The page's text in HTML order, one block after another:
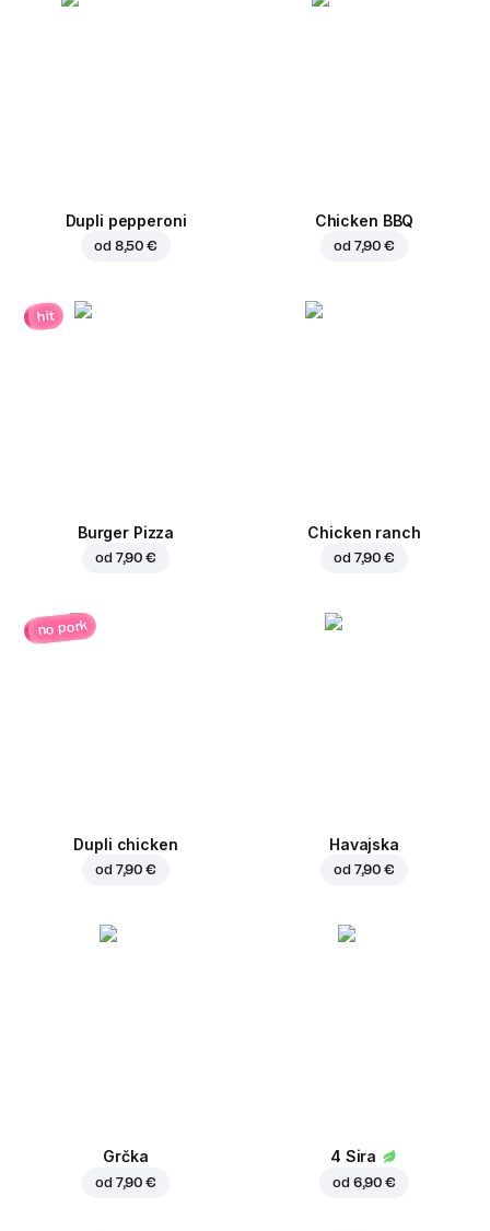
Dupli pepperoni
od 8,50 €
Chicken BBQ
od 7,90 €
hit
Burger Pizza
od 7,90 €
Chicken ranch
od 7,90 €
no pork
Dupli chicken
od 7,90 €
Havajska
od 7,90 €
Grčka
od 7,90 €
4 Sira
od 6,90 €